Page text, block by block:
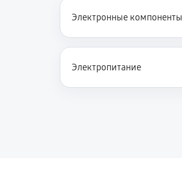
Электронные компоненты
Электропитание